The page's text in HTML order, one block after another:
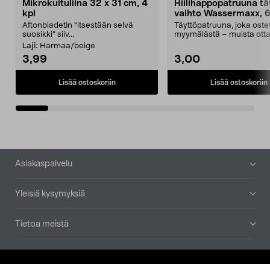
Mikrokuituliina 32 x 31 cm, 4
kpl
Aftonbladetin "itsestään selvä
suosikki" siiv...
Laji: Harmaa/beige
3,99
Lisää ostoskoriin
Hiilihappopatruuna
vaihto Wassermaxx,
Täyttöpatruuna, joka
myymälästä – muista
3,00
Lisää ostoskoriin
Alatunniste
Asiakaspalvelu
Yleisiä kysymyksiä
Tietoa meistä